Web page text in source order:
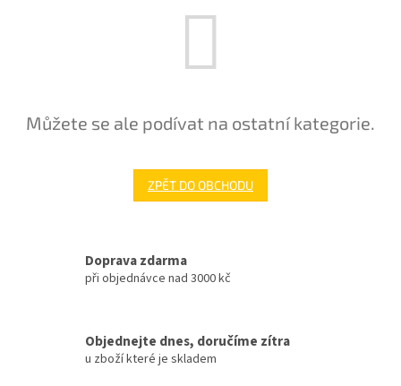
Můžete se ale podívat na ostatní kategorie.
ZPĚT DO OBCHODU
Doprava zdarma
při objednávce nad 3000 kč
Objednejte dnes, doručíme zítra
u zboží které je skladem